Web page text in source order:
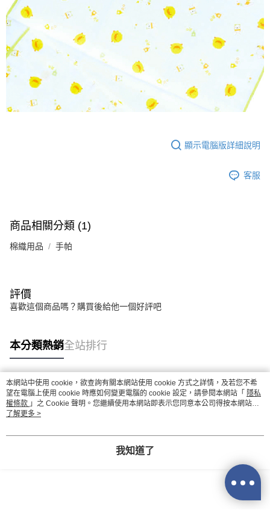
顯示電腦版詳細說明
客服
商品相關分類 (1)
棉織用品 手帕
評價
喜歡這個商品嗎？購買後給他一個好評吧
本分類熱銷全站排行
熱門標籤
本網站中使用 cookie，欲查詢有關本網站使用 cookie 方式之詳情，及若您不希
望在電腦上使用 cookie 時應如何變更電腦的 cookie 設定，請參閱本網站「 隱私
權條款 」之 Cookie 聲明。您繼續使用本網站即表示您同意本公司得按本網站使
用條款之 Cookie 聲明使用 cookie。
了解更多 >
我知道了